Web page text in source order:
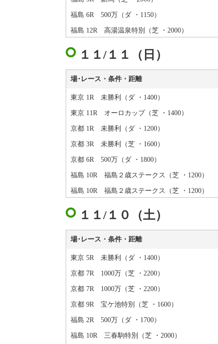
福島 6R 500万（ダ ・1150）
福島 12R 高湯温泉特別（芝 ・2000）
１１/１１（日）
場･レース・条件・距離
東京 1R 未勝利（ダ ・1400）
東京 11R オーロカップ（芝 ・1400）
京都 1R 未勝利（ダ ・1200）
京都 3R 未勝利（芝 ・1600）
京都 6R 500万（ダ ・1800）
福島 10R 福島２歳ステークス（芝 ・1200）
福島 10R 福島２歳ステークス（芝 ・1200）
１１/１０（土）
場･レース・条件・距離
東京 5R 未勝利（ダ ・1400）
京都 7R 1000万（芝 ・2200）
京都 7R 1000万（芝 ・2200）
京都 9R 宝ケ池特別（芝 ・1600）
福島 2R 500万（ダ ・1700）
福島 10R 三春駒特別（芝 ・2000）